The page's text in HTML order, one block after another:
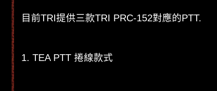
目前TRI提供三款TRI PRC-152對應的PTT.
1. TEA PTT 捲線款式